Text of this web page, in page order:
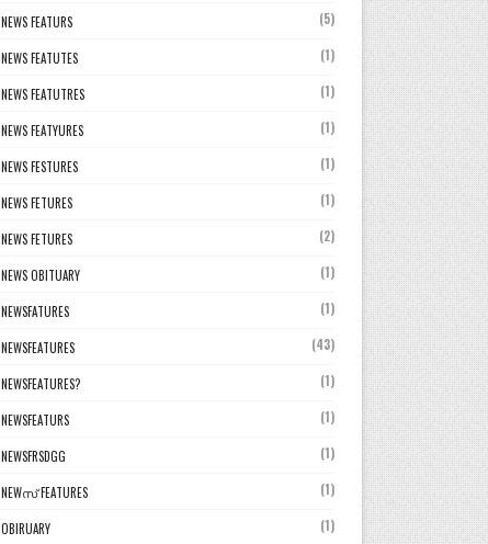
NEWS FEATURS (5)
NEWS FEATUTES (1)
NEWS FEATUTRES (1)
NEWS FEATYURES (1)
NEWS FESTURES (1)
NEWS FETURES (1)
NEWS FETURES (2)
NEWS OBITUARY (1)
NEWSFATURES (1)
NEWSFEATURES (43)
NEWSFEATURES? (1)
NEWSFEATURS (1)
NEWSFRSDGG (1)
NEWസ് FEATURES (1)
OBIRUARY (1)